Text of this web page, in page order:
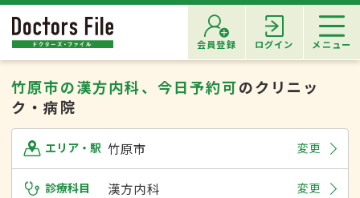
会員登録 ログイン メニュー
竹原市の漢方内科、今日予約可のクリニッ
ク・病院
エリア・駅 竹原市 変更
診療科目 漢方内科 変更